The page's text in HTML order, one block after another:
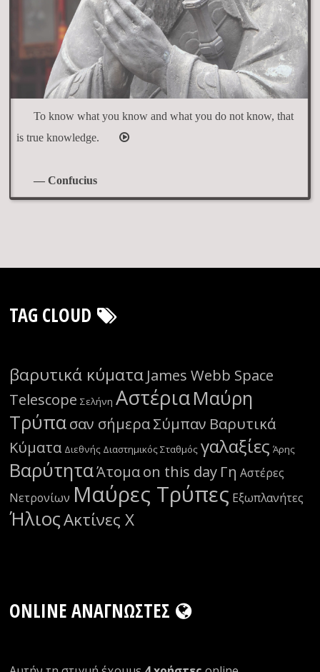
To know what you know and what you do not know, that
is true knowledge.
— Confucius
TAG CLOUD
βαρυτικά κύματα James Webb Space
Telescope Σελήνη ΑστέριαΜαύρη
Τρύπασαν σήμεραΣύμπαν Βαρυτικά
Κύματα Διεθνής Διαστημικός Σταθμός γαλαξίες Άρης
ΒαρύτηταΆτομαon this day Γη Αστέρες
Νετρονίων Μαύρες Τρύπες Εξωπλανήτες
ΉλιοςΑκτίνες Χ
ONLINE ΑΝΑΓΝΏΣΤΕΣ